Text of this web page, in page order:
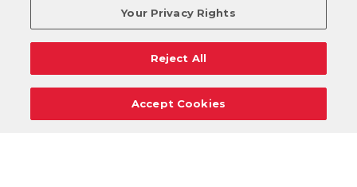
Your Privacy Rights
Reject All
Accept Cookies